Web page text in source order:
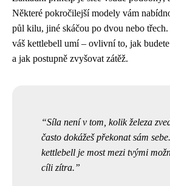
Některé pokročilejší modely vám
půl kilu, jiné skáčou po dvou nebo třech.
váš kettlebell umí – ovlivní to, jak
a jak postupně zvyšovat zátěž.
Síla není v tom, kolik železa
často dokážeš překonat sám
kettlebell je most mezi tvými
cíli zítra.